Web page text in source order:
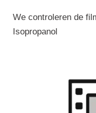
We controleren de
Isopropanol